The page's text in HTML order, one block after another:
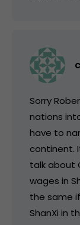
Sorry
nations
have to
continent.
talk about
wages in
the same
ShanXi in